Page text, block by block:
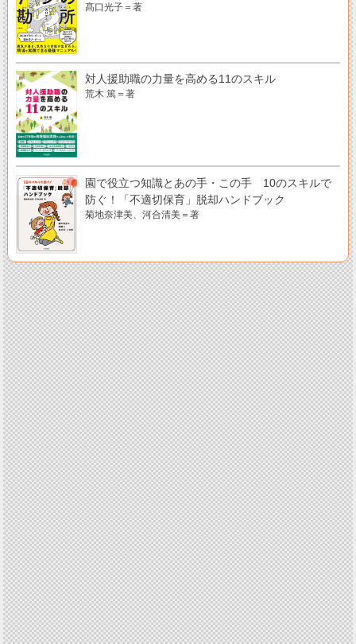
髙口光子＝著
対人援助職の力量を高める11のスキル
荒木 篤＝著
園で役立つ知識とあの手・この手 10のスキルで
防ぐ！「不適切保育」脱却ハンドブック
菊地奈津美、河合清美＝著